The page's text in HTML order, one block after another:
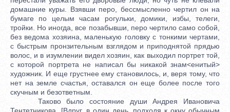
домашние куры. Взявши перо, бессмысленно чертил он на
бумаге по целым часам рогульки, домики, избы, телеги,
тройки. Но иногда, все позабывши, перо чертило само собой,
без ведома хозяина, маленькую головку с тонкими чертами,
с быстрым пронзительным взглядом и приподнятой прядью
волос, и в изумлении видел хозяин, как выходил портрет той,
с которой портрета не написал бы никакой знам<енитый>
художник. И еще грустнее ему становилось, и, веря тому, что
нет на земле счастья, оставался он еще более после того
скучным и безответным.
Таково было состояние души Андрея Ивановича
Тентетникова. [Вдруг, в один день, подходя к окну обычным